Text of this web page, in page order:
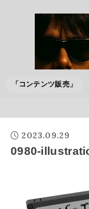
「コンテンツ販売」
2023.09.29
0980-